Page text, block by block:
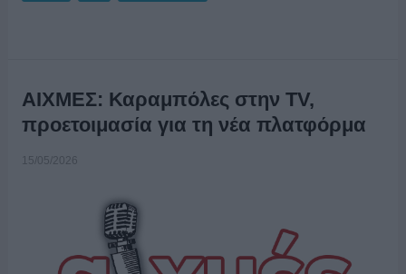
ΑΙΧΜΕΣ: Καραμπόλες στην TV,
προετοιμασία για τη νέα πλατφόρμα
15/05/2026